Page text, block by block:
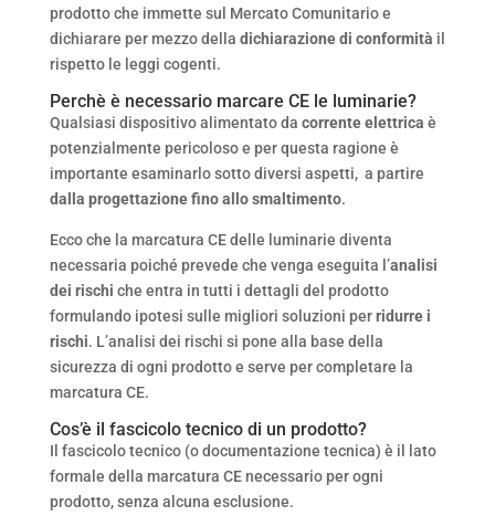
prodotto che immette sul Mercato Comunitario e
dichiarare per mezzo della dichiarazione di conformità il
rispetto le leggi cogenti.
Perchè è necessario marcare CE le luminarie?
Qualsiasi dispositivo alimentato da corrente elettrica è
potenzialmente pericoloso e per questa ragione è
importante esaminarlo sotto diversi aspetti, a partire
dalla progettazione fino allo smaltimento.
Ecco che la marcatura CE delle luminarie diventa
necessaria poiché prevede che venga eseguita l’analisi
dei rischi che entra in tutti i dettagli del prodotto
formulando ipotesi sulle migliori soluzioni perridurre i
rischi. L’analisi dei rischi si pone alla base della
sicurezza di ogni prodotto e serve per completare la
marcatura CE.
Cos’è il fascicolo tecnico di un prodotto?
Il fascicolo tecnico (o documentazione tecnica) è il lato
formale della marcatura CE necessario per ogni
prodotto, senza alcuna esclusione.